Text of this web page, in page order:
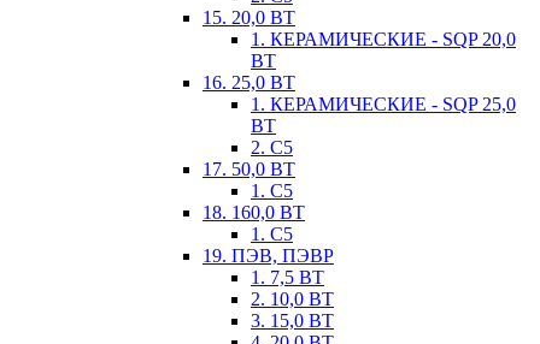
15. 20,0 ВТ
1. КЕРАМИЧЕСКИЕ - SQP 20,0
ВТ
16. 25,0 ВТ
1. КЕРАМИЧЕСКИЕ - SQP 25,0
ВТ
2. С5
17. 50,0 ВТ
1. С5
18. 160,0 ВТ
1. С5
19. ПЭВ, ПЭВР
1. 7,5 ВТ
2. 10,0 ВТ
3. 15,0 ВТ